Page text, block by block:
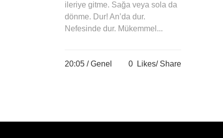
ileriye gitme. Sağa veya sola da
dönme. Dur! An’da dur.
Nefesinde dur. Mükemmel...
20:05 /Genel 0 Likes Share